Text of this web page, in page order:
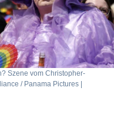
Szene vom Christopher-
/ Panama Pictures |